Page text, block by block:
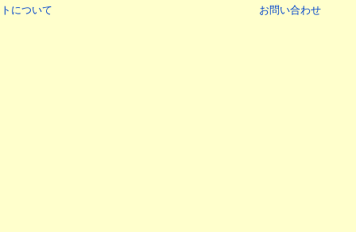
について お問い合わせ